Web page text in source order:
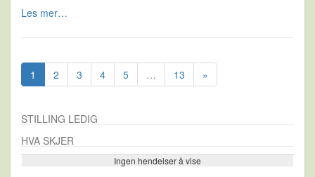
Les mer…
1 2 3 4 5 … 13 »
STILLING LEDIG
HVA SKJER
Ingen hendelser å vise
Se flere…